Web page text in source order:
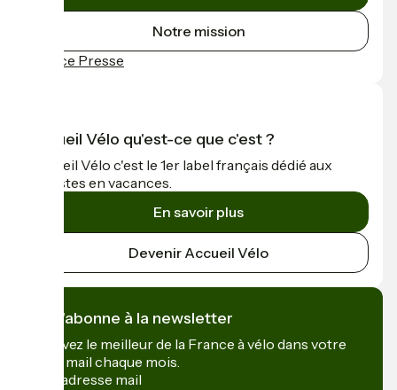
Notre mission
Espace Presse
Accueil Vélo qu'est-ce que c'est ?
Accueil Vélo c'est le 1er label français dédié aux
cyclistes en vacances.
En savoir plus
Devenir Accueil Vélo
Je m'abonne à la newsletter
Recevez le meilleur de la France à vélo dans votre
boîte mail chaque mois.
Mon adresse mail